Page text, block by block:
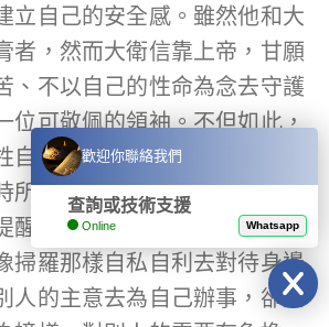
立自己的安全感。雖然他和大
者，然而大衛信靠上帝，甘願
、不以自己的性命為念去守護
位可敬佩的領袖。不但如此，
自己的情操，正好預表著耶書
所展現的謙卑、忍耐，和受苦
醒我們作為上帝的信徒和僕
掃羅那樣自私自利去對待身邊
人的主意去為自己辦事，卻要
歡迎你聯絡我們
查詢或技術支援
Online Whatsapp